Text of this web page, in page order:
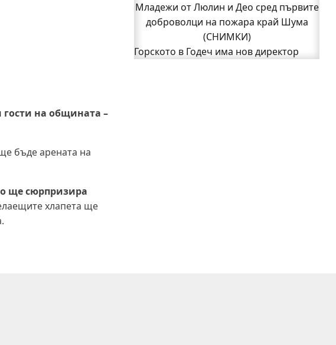
на общината –
бъде арената на
ще сюрпризира
хлапета ще
изгоряха край Годеч, десетки
доброволци се хвърлиха в битката с
огъня (СНИМКИ/ВИДЕО)
Полицията влиза в селата
Младежи от Люлин и Део сред първите
доброволци на пожара край Шума
(СНИМКИ)
Горското в Годеч има нов директор